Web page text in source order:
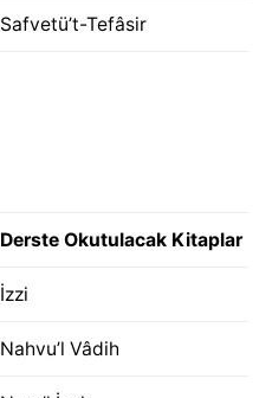
Safvetü’t-Tefâsir
Derste Okutulacak Kitaplar
İzzi
Nahvu’l Vâdih